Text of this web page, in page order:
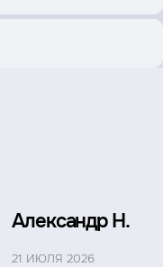
Александр Н.
21 ИЮЛЯ 2026